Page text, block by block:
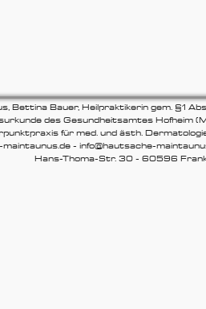
Bettina Bauer, Heilpraktikerin gem. §1
des Gesundheitsamtes Hofheim
für med. und ästh.
- info@hautsache-
30 - 60596 Frankfurt